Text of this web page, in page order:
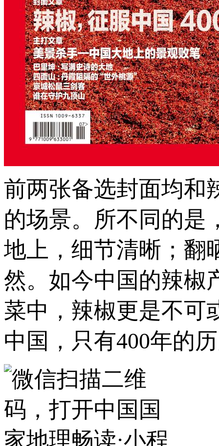
前两张备选封面均和
的场景。所不同的是
地上，细节清晰；翻
然。如今中国的辣椒
菜中，辣椒更是不
中国，只有400年的